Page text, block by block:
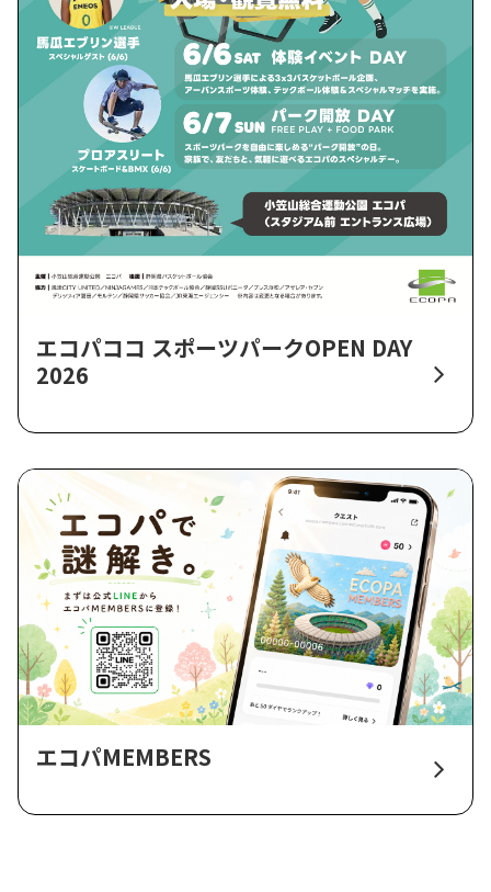
エコパココ スポーツパークOPEN DAY
2026
エコパMEMBERS